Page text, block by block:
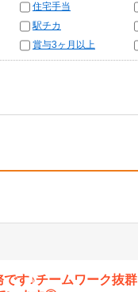
住宅手当
駅チカ
賞与3ヶ月以上
す♪チームワーク抜群